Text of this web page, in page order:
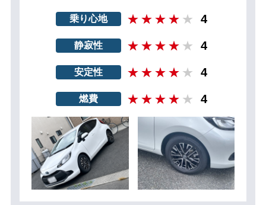
乗り心地 4
静寂性 4
安定性 4
燃費 4